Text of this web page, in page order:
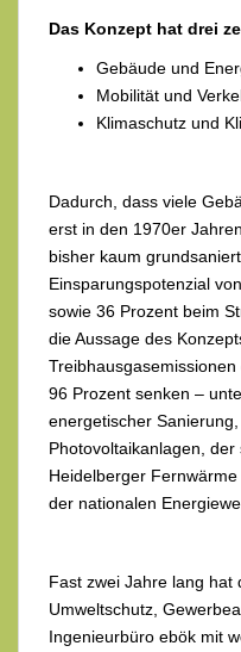
Das Konzept hat drei
Gebäude und
Mobilität und
Klimaschutz und
Dadurch, dass viele
erst in den 1970er
bisher kaum
Einsparungspotenzial
sowie 36 Prozent beim
die Aussage des
96 Prozent senken –
energetischer
Photovoltaikanlagen,
Heidelberger
der nationalen
Fast zwei Jahre lang hat
Umweltschutz,
Ingenieurbüro ebök mit